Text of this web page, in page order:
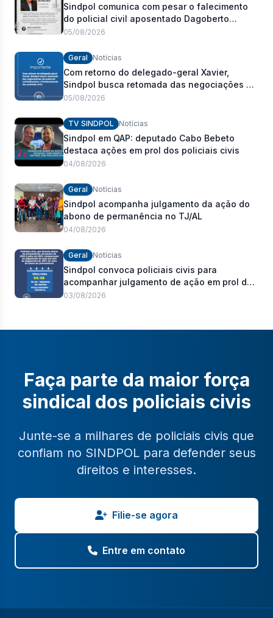
Sindpol comunica com pesar o falecimento
do policial civil aposentado Dagoberto
Carlos Romeiro
05/08/2026
Geral Notícias
Com retorno do delegado-geral Xavier,
Sindpol busca retomada das negociações da
pauta de reivindicações e fortalecimento dos
05/08/2026
TV SINDPOL Notícias
Sindpol em QAP: deputado Cabo Bebeto
destaca ações em prol dos policiais civis
04/08/2026
Geral Notícias
Sindpol acompanha julgamento da ação do
abono de permanência no TJ/AL
04/08/2026
Geral Notícias
Sindpol convoca policiais civis para
acompanhar julgamento de ação em prol do
pagamento de 100% do abono de
03/08/2026
Faça parte da maior força
sindical dos policiais civis
Junte-se a milhares de policiais civis que
confiam no SINDPOL para defender seus
direitos e interesses.
Filie-se agora
Entre em contato